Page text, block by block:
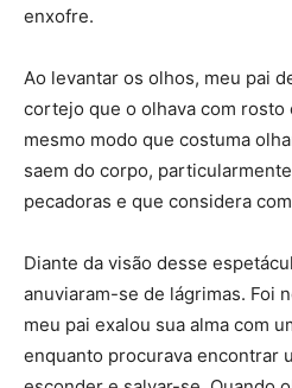
enxofre.
Ao levantar os olhos, meu pai
cortejo que o olhava com rosto
mesmo modo que costuma
saem do corpo,
pecadoras e que considera
Diante da visão desse
anuviaram-se de lágrimas. Foi
meu pai exalou sua alma com
enquanto procurava encontrar